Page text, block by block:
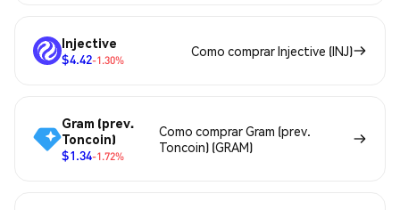
Injective
$4.42-1.30%
Como comprar Injective (INJ)
Gram (prev.
Toncoin)
$1.34-1.72%
Como comprar Gram (prev.
Toncoin) (GRAM)